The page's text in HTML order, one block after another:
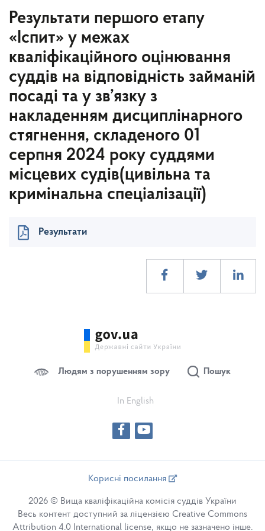
Результати першого етапу
«Іспит» у межах
кваліфікаційного оцінювання
суддів на відповідність займаній
посаді та у зв’язку з
накладенням дисциплінарного
стягнення, складеного 01
серпня 2024 року суддями
місцевих судів(цивільна та
кримінальна спеціалізації)
Результати
Людям з порушенням зору Пошук
In English
Корисні посилання
2026 © Вища кваліфікаційна комісія суддів України
Весь контент доступний за ліцензією Creative Commons
Attribution 4.0 International license, якщо не зазначено інше.